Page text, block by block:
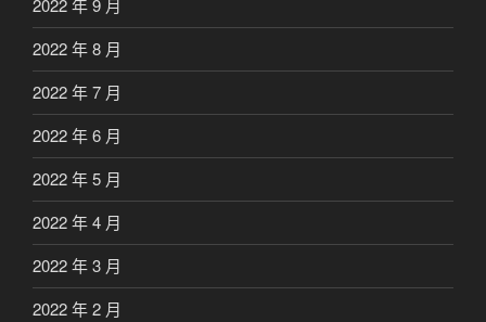
2022 年 9 月
2022 年 8 月
2022 年 7 月
2022 年 6 月
2022 年 5 月
2022 年 4 月
2022 年 3 月
2022 年 2 月